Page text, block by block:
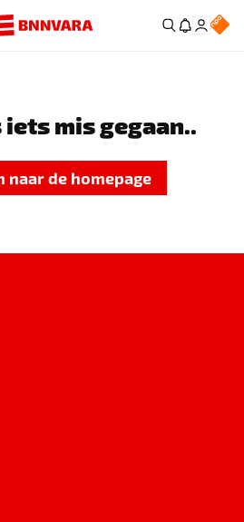
iets mis gegaan..
naar de homepage